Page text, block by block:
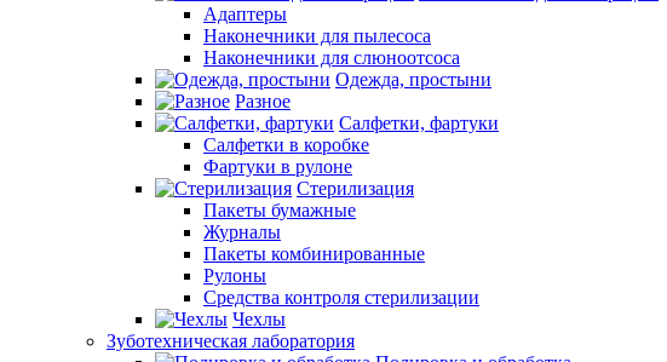
Адаптеры
Наконечники для пылесоса
Наконечники для слюноотсоса
Одежда, простыни
Разное
Салфетки, фартуки
Салфетки в коробке
Фартуки в рулоне
Стерилизация
Пакеты бумажные
Журналы
Пакеты комбинированные
Рулоны
Средства контроля стерилизации
Чехлы
Зуботехническая лаборатория